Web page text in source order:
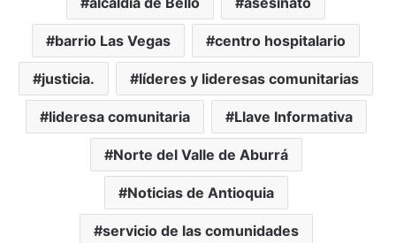
barrio Las Vegas centro hospitalario
justicia. líderes y lideresas comunitarias
lideresa comunitaria Llave Informativa
Norte del Valle de Aburrá
Noticias de Antioquia
servicio de las comunidades